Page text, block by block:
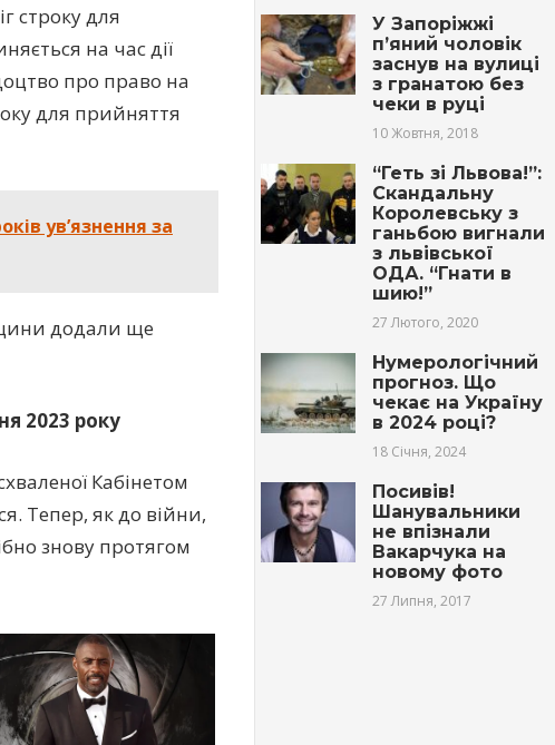
строку для
на час дії
про право на
для прийняття
ув’язнення за
додали ще
2023 року
Кабінетом
Тепер, як до війни,
знову протягом
У Запоріжжі
п’яний чоловік
заснув на вулиці
з гранатою без
чеки в руці
10 Жовтня, 2018
“Геть зі Львова!”:
Скандальну
Королевську з
ганьбою вигнали
з львівської
ОДА. “Гнати в
шию!”
27 Лютого, 2020
Нумерологічний
прогноз. Що
чекає на Україну
в 2024 році?
18 Січня, 2024
Посивів!
Шанувальники
не впізнали
Вакарчука на
новому фото
27 Липня, 2017